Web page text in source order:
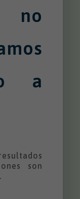
no
a
son